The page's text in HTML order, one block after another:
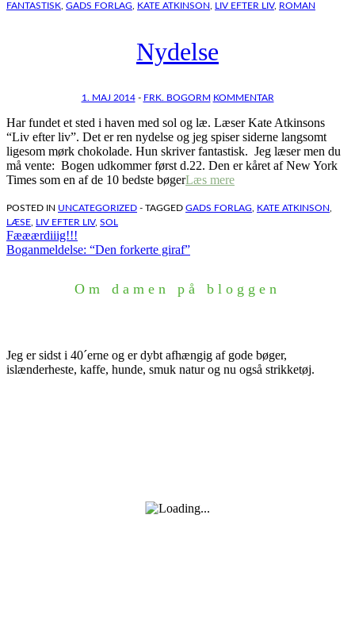
FANTASTISK GADS FORLAG KATE ATKINSON LIV EFTER LIV, ROMAN
Nydelse
1. MAJ 2014- FRK. BOGORM KOMMENTAR
Har fundet et sted i haven med sol og læ. Læser Kate Atkinsons
“Liv efter liv”. Det er ren nydelse og jeg spiser siderne langsomt
ligesom mørk chokolade. Hun skriver fantastisk. Jeg læser men du
må vente: Bogen udkommer først d.22. Den er kåret af New York
Times som en af de 10 bedste bøgerLæs mere
POSTED IN UNCATEGORIZED - TAGGED GADS FORLAG KATE ATKINSON
LÆSE
LIV EFTER LIV, SOL
Indlægsnavigation
Fææærdiiig!!!
Boganmeldelse: “Den forkerte giraf”
Om damen på bloggen
Jeg er sidst i 40´erne og er dybt afhængig af gode bøger,
islænderheste, kaffe, hunde, smuk natur og nu også strikketøj.